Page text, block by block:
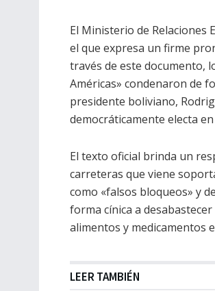
El Ministerio de Relaciones
el que expresa un firme
través de este documento,
Américas» condenaron de
presidente boliviano,
democráticamente electa
El texto oficial brinda un
carreteras que viene
como «falsos bloqueos» y
forma cínica a
alimentos y medicamentos
LEER TAMBIÉN